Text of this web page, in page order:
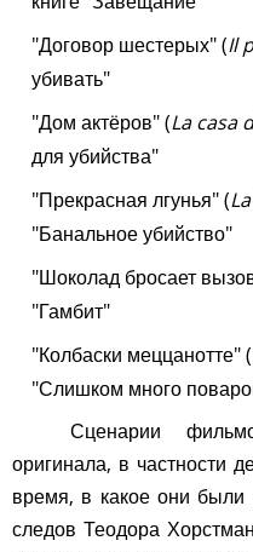
"Договор шестерых" (Il
убивать"
"Дом актёров" (La casa
для убийства"
"Прекрасная лгунья" (
"Банальное убийство"
"Шоколад бросает
"Гамбит"
"Колбаски меццанотте" (
"Слишком много
Сценарии
оригинала, в частности
время, в какое они были
следов Теодора